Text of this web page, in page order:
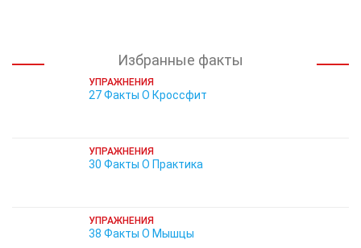
Избранные факты
УПРАЖНЕНИЯ
27 Факты О Кроссфит
УПРАЖНЕНИЯ
30 Факты О Практика
УПРАЖНЕНИЯ
38 Факты О Мышцы